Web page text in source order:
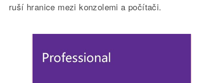
ruší hranice mezi konzolemi a počítači.